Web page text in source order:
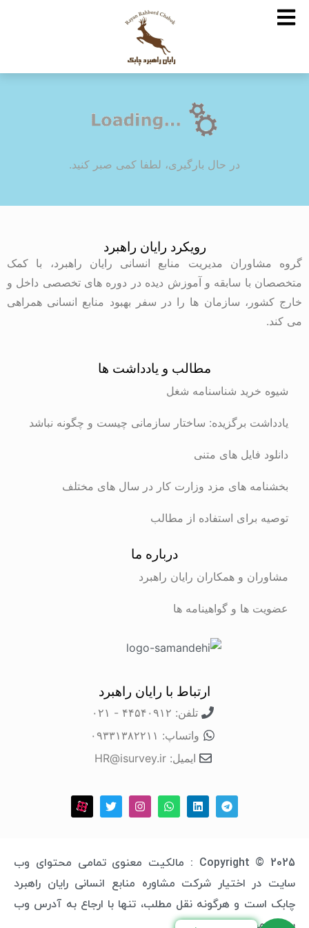
در حال بارگیری، لطفا کمی صبر کنید.
رویکرد رایان راهبرد
گروه مشاوران مدیریت منابع انسانی رایان راهبرد، با کمک
متخصصان با سابقه و آموزش دیده در دوره های تخصصی داخل و
خارج کشور، سازمان ها را در سفر بهبود منابع انسانی همراهی
می کند.
مطالب و یادداشت ها
شیوه خرید شناسنامه شغل
یادداشت برگزیده: ساختار سازمانی چیست و چگونه نباشد
دانلود فایل های متنی
بخشنامه های مزد وزارت کار در سال های مختلف
توصیه برای استفاده از مطالب
درباره ما
مشاوران و همکاران رایان راهبرد
عضویت ها و گواهینامه ها
ارتباط با رایان راهبرد
تلفن: ۴۴۵۴۰۹۱۲ - ۰۲۱
واتساپ: ۰۹۳۳۱۳۸۲۲۱۱
ایمیل: HR@isurvey.ir
Copyright © 2025 : مالکیت معنوی تمامی محتوای وب
سایت در اختیار شرکت مشاوره منابع انسانی رایان راهبرد
چابک است و هرگونه نقل مطلب، تنها با ارجاع به آدرس وب